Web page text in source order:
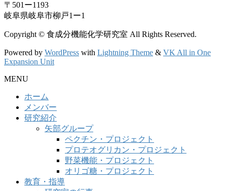
〒501ー1193
岐阜県岐阜市柳戸1ー1
Copyright © 食成分機能化学研究室 All Rights Reserved.
Powered by WordPress with Lightning Theme & VK All in One
Expansion Unit
MENU
ホーム
メンバー
研究紹介
矢部グループ
ペクチン・プロジェクト
プロテオグリカン・プロジェクト
野菜機能・プロジェクト
オリゴ糖・プロジェクト
教育・指導